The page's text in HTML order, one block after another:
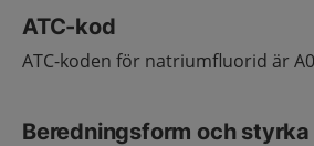
ATC-kod
ATC-koden för natriumfluorid är
Beredningsform och styrka